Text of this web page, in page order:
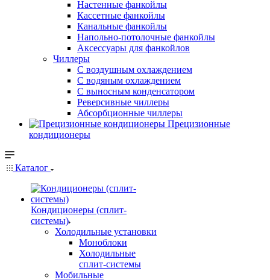
Настенные фанкойлы
Кассетные фанкойлы
Канальные фанкойлы
Напольно-потолочные фанкойлы
Аксессуары для фанкойлов
Чиллеры
С воздушным охлаждением
С водяным охлаждением
С выносным конденсатором
Реверсивные чиллеры
Абсорбционные чиллеры
Прецизионные
кондиционеры
Каталог
Кондиционеры (сплит-
системы)
Холодильные установки
Моноблоки
Холодильные
сплит-системы
Мобильные